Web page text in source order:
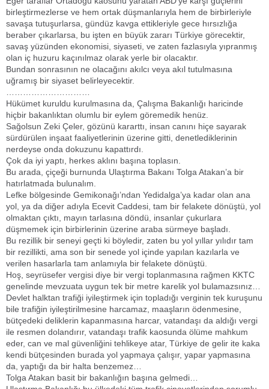
birleştirmezlerse ve hem ortak düşmanlarıyla hem de birbirleriyle
savaşa tutuşurlarsa, gündüz kavga ettikleriyle gece hırsızlığa
beraber çıkarlarsa, bu işten en büyük zararı Türkiye görecektir,
savaş yüzünden ekonomisi, siyaseti, ve zaten fazlasıyla yıpranmış
olan iç huzuru kaçınılmaz olarak yerle bir olacaktır.
Bundan sonrasının ne olacağını akılcı veya akıl tutulmasına
uğramış bir siyaset belirleyecektir.
Hükümet kuruldu kurulmasına da, Çalışma Bakanlığı haricinde
hiçbir bakanlıktan olumlu bir eylem göremedik henüz.
Sağolsun Zeki Çeler, gözünü kararttı, insan canını hiçe sayarak
sürdürülen inşaat faaliyetlerinin üzerine gitti, denetlediklerinin
nerdeyse onda dokuzunu kapattırdı.
Çok da iyi yaptı, herkes aklını başına toplasın.
Bu arada, çiçeği burnunda Ulaştırma Bakanı Tolga Atakan’a bir
hatırlatmada bulunalım.
Lefke bölgesinde Gemikonağı’ndan Yedidalga’ya kadar olan ana
yol, ya da diğer adıyla Ecevit Caddesi, tam bir felakete dönüştü, yol
olmaktan çıktı, mayın tarlasına döndü, insanlar çukurlara
düşmemek için birbirlerinin üzerine araba sürmeye başladı.
Bu rezillik bir seneyi geçti ki böyledir, zaten bu yol yıllar yılıdır tam
bir rezillikti, ama son bir senede yol içinde yapılan kazılarla ve
verilen hasarlarla tam anlamıyla bir felakete dönüştü.
Hoş, seyrüsefer vergisi diye bir vergi toplanmasına rağmen KKTC
genelinde mevzuata uygun tek bir metre karelik yol bulamazsınız…
Devlet halktan trafiği iyileştirmek için topladığı verginin tek kuruşunu
bile trafiğin iyileştirilmesine harcamaz, maaşların ödenmesine,
bütçedeki deliklerin kapanmasına harcar, vatandaşı da aldığı vergi
ile resmen dolandırır, vatandaşı trafik kaosunda ölüme mahkum
eder, can ve mal güvenliğini tehlikeye atar, Türkiye de gelir ite kaka
kendi bütçesinden burada yol yapmaya çalışır, yapar yapmasına
da, yaptığı da bir halta benzemez…
Tolga Atakan basit bir bakanlığın başına gelmedi…